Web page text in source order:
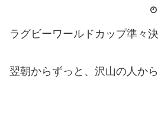
ラグビーワールドカップ準々
翌朝からずっと、沢山の人か